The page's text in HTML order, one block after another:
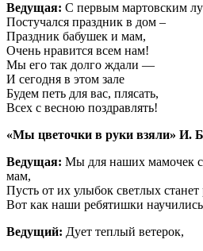
Ведущая: С первым мартовским
Постучался праздник в дом –
Праздник бабушек и мам,
Очень нравится всем нам!
Мы его так долго ждали —
И сегодня в этом зале
Будем петь для вас, плясать,
Всех с весною поздравлять!
«Мы цветочки в руки взяли» И.
Ведущая: Мы для наших мамочек
мам,
Пусть от их улыбок светлых станет
Вот как наши ребятишки
Ведущий: Дует теплый ветерок,